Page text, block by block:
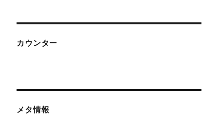
カウンター
メタ情報